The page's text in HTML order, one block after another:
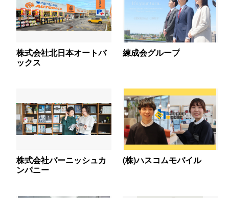
株式会社北日本オートバ
ックス
練成会グループ
株式会社バーニッシュカ
ンパニー
(株)ハスコムモバイル